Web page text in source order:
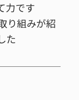
力です
り組みが紹
た